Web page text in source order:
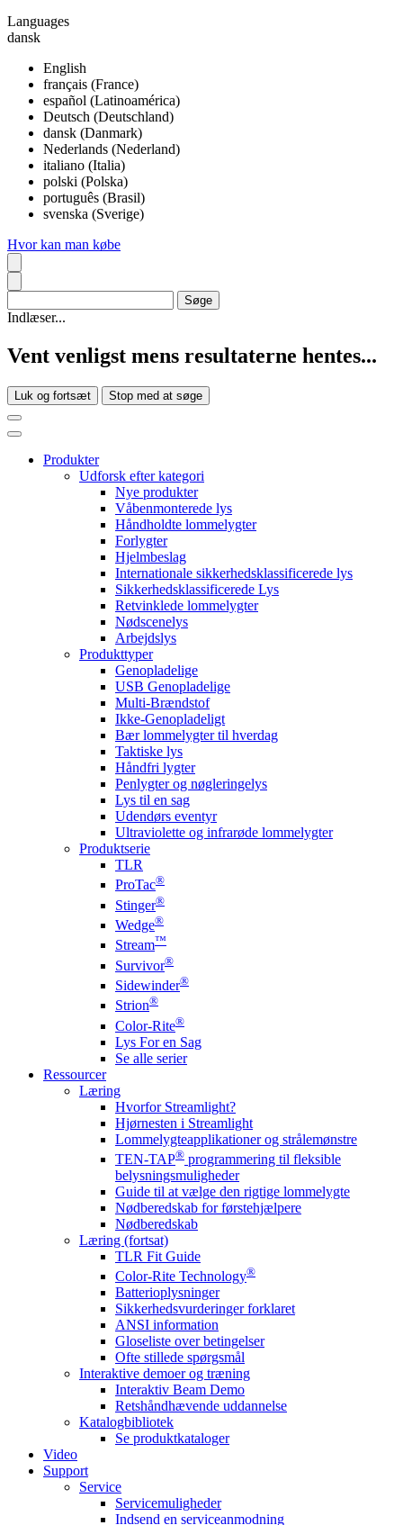
Languages
dansk
English
français (France)
español (Latinoamérica)
Deutsch (Deutschland)
dansk (Danmark)
Nederlands (Nederland)
italiano (Italia)
polski (Polska)
português (Brasil)
svenska (Sverige)
Hvor kan man købe
Indlæser...
Vent venligst mens resultaterne hentes...
Luk og fortsæt Stop med at søge
Produkter
Udforsk efter kategori
Nye produkter
Våbenmonterede lys
Håndholdte lommelygter
Forlygter
Hjelmbeslag
Internationale sikkerhedsklassificerede lys
Sikkerhedsklassificerede Lys
Retvinklede lommelygter
Nødscenelys
Arbejdslys
Produkttyper
Genopladelige
USB Genopladelige
Multi-Brændstof
Ikke-Genopladeligt
Bær lommelygter til hverdag
Taktiske lys
Håndfri lygter
Penlygter og nøgleringelys
Lys til en sag
Udendørs eventyr
Ultraviolette og infrarøde lommelygter
Produktserie
TLR
ProTac®
Stinger®
Wedge®
Stream™
Survivor®
Sidewinder®
Strion®
Color-Rite®
Lys For en Sag
Se alle serier
Ressourcer
Læring
Hvorfor Streamlight?
Hjørnesten i Streamlight
Lommelygteapplikationer og strålemønstre
TEN-TAP® programmering til fleksible
belysningsmuligheder
Guide til at vælge den rigtige lommelygte
Nødberedskab for førstehjælpere
Nødberedskab
Læring (fortsat)
TLR Fit Guide
Color-Rite Technology®
Batterioplysninger
Sikkerhedsvurderinger forklaret
ANSI information
Gloseliste over betingelser
Ofte stillede spørgsmål
Interaktive demoer og træning
Interaktiv Beam Demo
Retshåndhævende uddannelse
Katalogbibliotek
Se produktkataloger
Video
Support
Service
Servicemuligheder
Indsend en serviceanmodning